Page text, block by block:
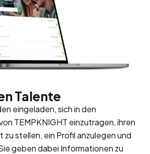
Talente
eingeladen, sich in den
TEMPKNIGHT einzutragen, ihren
stellen, ein Profil anzulegen und
geben dabei Informationen zu